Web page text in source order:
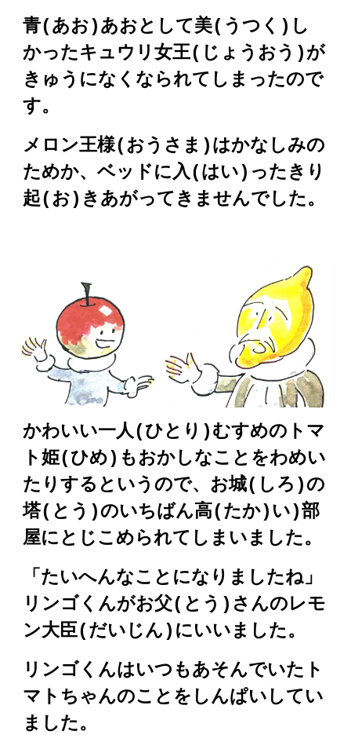
青(あお)あおとして美(うつく)し
かったキュウリ女王(じょうおう)が
きゅうになくなられてしまったので
す。
メロン王様(おうさま)はかなしみの
ためか、ベッドに入(はい)ったきり
起(お)きあがってきませんでした。
かわいい一人(ひとり)むすめのトマ
ト姫(ひめ)もおかしなことをわめい
たりするというので、お城(しろ)の
塔(とう)のいちばん高(たか)い)部
屋にとじこめられてしまいました。
「たいへんなことになりましたね」
リンゴくんがお父(とう)さんのレモ
ン大臣(だいじん)にいいました。
リンゴくんはいつもあそんでいたト
マトちゃんのことをしんぱいしてい
ました。